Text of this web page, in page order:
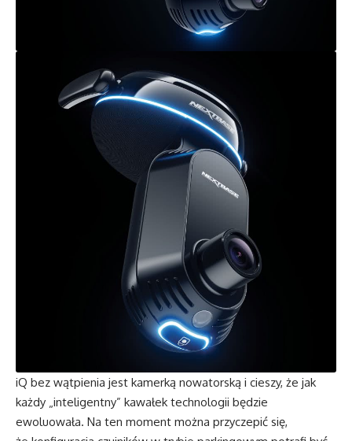
iQ bez wątpienia jest kamerką nowatorską i cieszy, że jak
każdy „inteligentny” kawałek technologii będzie
ewoluowała. Na ten moment można przyczepić się,